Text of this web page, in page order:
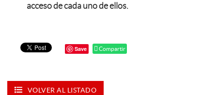
acceso de cada uno de ellos.
Save Compartir
VOLVER AL LISTADO